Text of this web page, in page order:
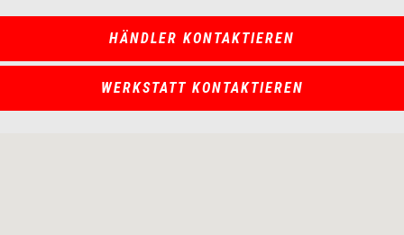
HÄNDLER KONTAKTIEREN
WERKSTATT KONTAKTIEREN